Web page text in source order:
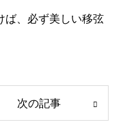
ば、必ず美しい移弦
次の記事